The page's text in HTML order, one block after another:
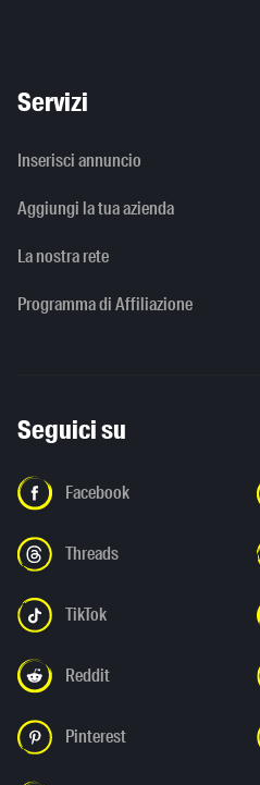
Servizi
Inserisci annuncio
Aggiungi la tua azienda
La nostra rete
Programma di Affiliazione
Seguici su
Facebook
Threads
TikTok
Reddit
Pinterest